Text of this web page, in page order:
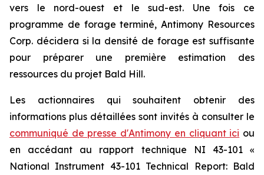
vers le nord-ouest et le sud-est. Une fois ce
programme de forage terminé, Antimony Resources
Corp. décidera si la densité de forage est suffisante
pour préparer une première estimation des
ressources du projet Bald Hill.
Les actionnaires qui souhaitent obtenir des
informations plus détaillées sont invités à consulter le
communiqué de presse d'Antimony en cliquant ici ou
en accédant au rapport technique NI 43-101 «
National Instrument 43-101 Technical Report: Bald